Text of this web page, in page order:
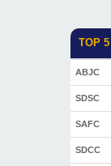
TOP 5
ABJC
SDSC
SAFC
SDCC